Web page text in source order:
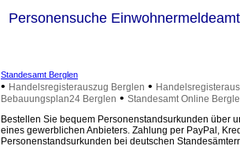
Personensuche Einwohnermeldeamt
Standesamt Berglen
• Handelsregisterauszug Berglen •
Bebauungsplan24 Berglen • Standesamt Online
Bestellen Sie bequem Personenstandsurkunden über
eines gewerblichen Anbieters. Zahlung per PayPal,
Personenstandsurkunden bei deutschen